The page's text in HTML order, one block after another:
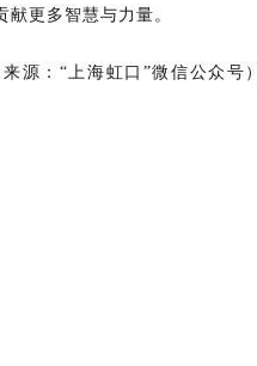
更多智慧与力量。
来源：“上海虹口”微信公众号）